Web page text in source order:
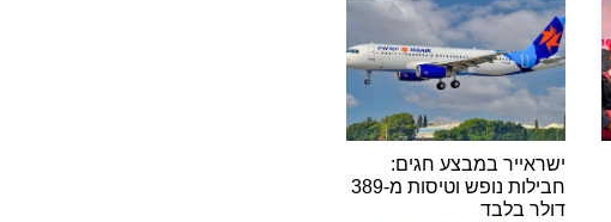
ישראייר במבצע חגים:
חבילות נופש וטיסות מ-389
דולר בלבד